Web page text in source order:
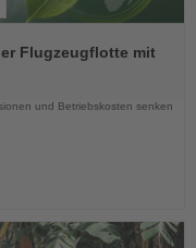
Flugzeugflotte mit
und Betriebskosten senken